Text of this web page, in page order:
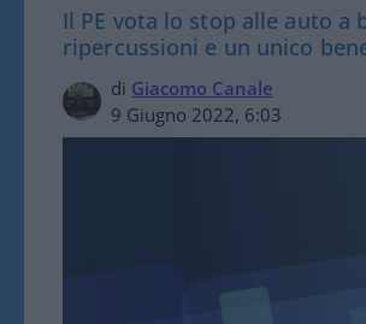
Il PE vota lo stop alle auto a
ripercussioni e un unico
di Giacomo Canale
9 Giugno 2022, 6:03